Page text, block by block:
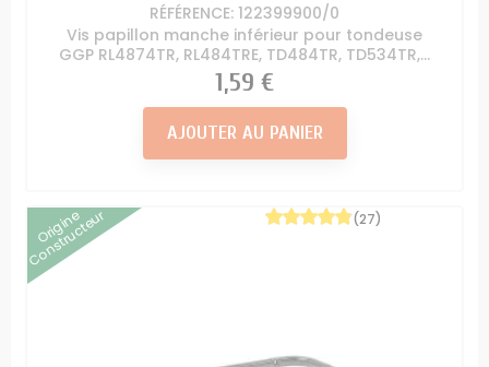
RÉFÉRENCE: 122399900/0
Vis papillon manche inférieur pour tondeuse
GGP RL4874TR, RL484TRE, TD484TR, TD534TR,...
Prix
1,59 €
AJOUTER AU PANIER
Origine
Constructeur (27)